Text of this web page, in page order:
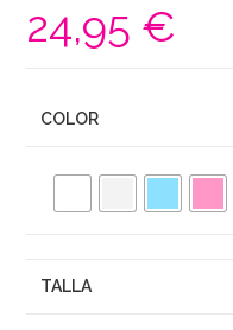
24,95 €
COLOR
TALLA